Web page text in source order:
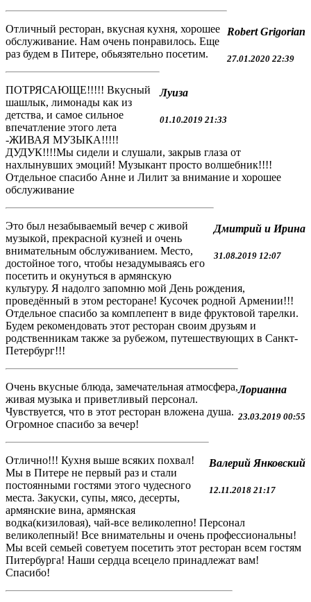
Robert Grigorian
27.01.2020 22:39
Отличный ресторан, вкусная кухня, хорошее
обслуживание. Нам очень понравилось. Еще
раз будем в Питере, обьязятельно посетим.
Луиза
01.10.2019 21:33
ПОТРЯСАЮЩЕ!!!!! Вкусный
шашлык, лимонады как из
детства, и самое сильное
впечатление этого лета
-ЖИВАЯ МУЗЫКА!!!!!
ДУДУК!!!!Мы сидели и слушали, закрыв глаза от
нахлынувших эмоций! Музыкант просто волшебник!!!!
Отдельное спасибо Анне и Лилит за внимание и хорошее
обслуживание
Дмитрий и Ирина
31.08.2019 12:07
Это был незабываемый вечер с живой
музыкой, прекрасной кузней и очень
внимательным обслуживанием. Место,
достойное того, чтобы незадумываясь его
посетить и окунуться в армянскую
культуру. Я надолго запомню мой День рождения,
проведённый в этом ресторане! Кусочек родной Армении!!!
Отдельное спасибо за комплепент в виде фруктовой тарелки.
Будем рекомендовать этот ресторан своим друзьям и
родственникам также за рубежом, путешествующих в Санкт-
Петербург!!!
Лорианна
23.03.2019 00:55
Очень вкусные блюда, замечательная атмосфера,
живая музыка и приветливый персонал.
Чувствуется, что в этот ресторан вложена душа.
Огромное спасибо за вечер!
Валерий Янковский
12.11.2018 21:17
Отлично!!! Кухня выше всяких похвал!
Мы в Питере не первый раз и стали
постоянными гостями этого чудесного
места. Закуски, супы, мясо, десерты,
армянские вина, армянская
водка(кизиловая), чай-все великолепно! Персонал
великолепный! Все внимательны и очень профессиональны!
Мы всей семьей советуем посетить этот ресторан всем гостям
Питербурга! Наши сердца всецело принадлежат вам!
Спасибо!